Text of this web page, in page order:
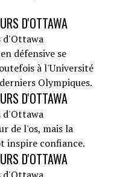
D'OTTAWA
défensive se
à l'Université
Olympiques.
D'OTTAWA
de l'os, mais la
inspire confiance.
D'OTTAWA